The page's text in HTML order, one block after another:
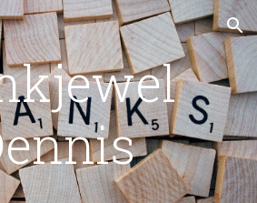
Skip to navigation